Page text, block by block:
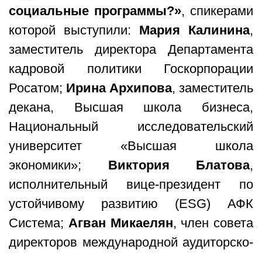
социальные программы?», спикерами
которой выступили: Мария Калинина,
заместитель директора Департамента
кадровой политики Госкорпорации
Росатом; Ирина Архипова, заместитель
декана, Высшая школа бизнеса,
Национальный исследовательский
университет «Высшая школа
экономики»; Виктория Блатова,
исполнительный вице-президент по
устойчивому развитию (ESG) АФК
Система; Агван Микаелян, член совета
директоров международной аудиторско-